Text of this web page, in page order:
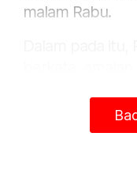
malam Rabu.
akan ditambah
urus terbaik